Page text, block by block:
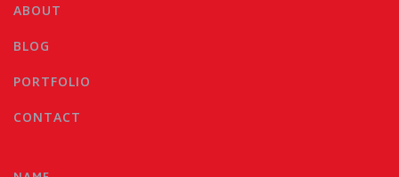
ABOUT
BLOG
PORTFOLIO
CONTACT